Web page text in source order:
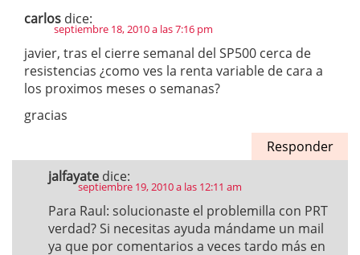
carlos dice:
septiembre 18, 2010 a las 7:16 pm
javier, tras el cierre semanal del SP500 cerca de
resistencias ¿como ves la renta variable de cara a
los proximos meses o semanas?
gracias
Responder
jalfayate dice:
septiembre 19, 2010 a las 12:11 am
Para Raul: solucionaste el problemilla con PRT
verdad? Si necesitas ayuda mándame un mail
ya que por comentarios a veces tardo más en